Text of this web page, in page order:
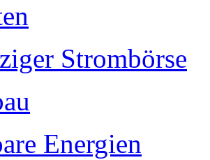
Strombörse
Energien